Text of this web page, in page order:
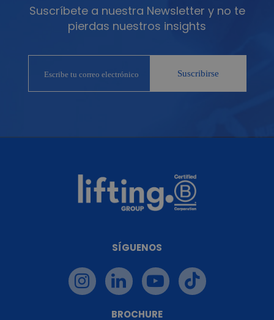
Suscríbete a nuestra Newsletter y no te
pierdas nuestros insights
SÍGUENOS
BROCHURE